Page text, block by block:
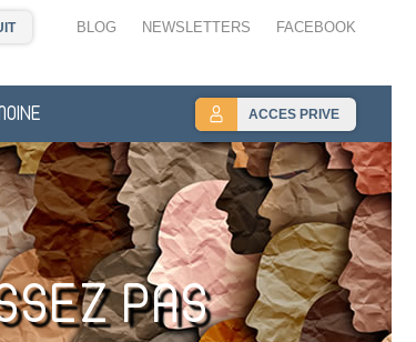
BLOG NEWSLETTERS FACEBOOK
ACCES PRIVE
PAS